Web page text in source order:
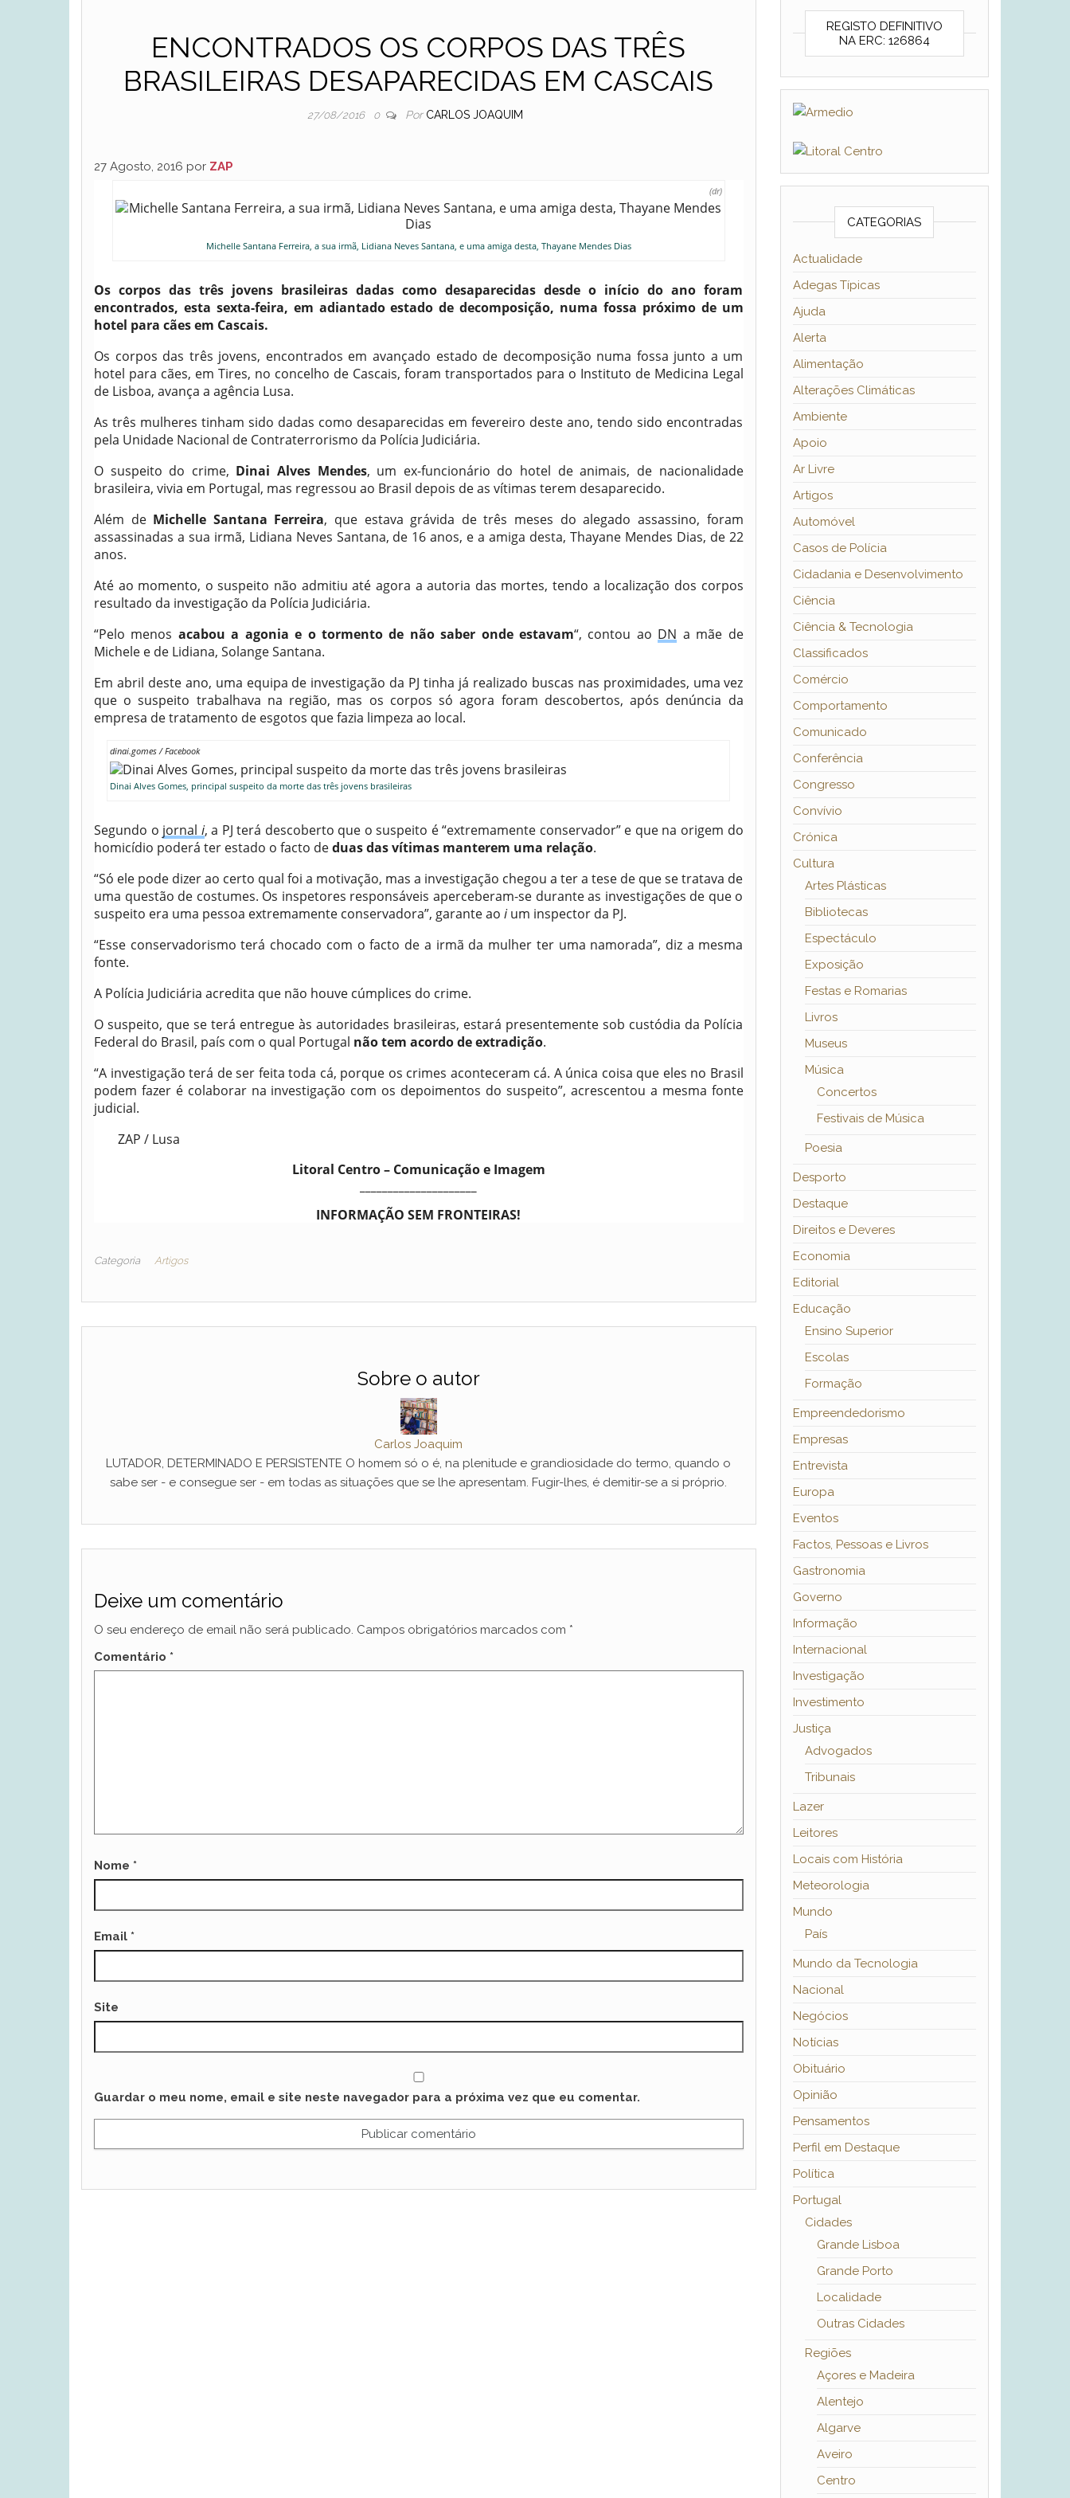
ENCONTRADOS OS CORPOS DAS TRÊS
BRASILEIRAS DESAPARECIDAS EM CASCAIS
27/08/2016 0 Por CARLOS JOAQUIM
27 Agosto, 2016 por ZAP
(dr)
Michelle Santana Ferreira, a sua irmã, Lidiana Neves Santana, e uma amiga desta, Thayane Mendes Dias
Os corpos das três jovens brasileiras dadas como desaparecidas desde o início do ano foram
encontrados, esta sexta-feira, em adiantado estado de decomposição, numa fossa próximo de um
hotel para cães em Cascais.
Os corpos das três jovens, encontrados em avançado estado de decomposição numa fossa junto a um
hotel para cães, em Tires, no concelho de Cascais, foram transportados para o Instituto de Medicina Legal
de Lisboa, avança a agência Lusa.
As três mulheres tinham sido dadas como desaparecidas em fevereiro deste ano, tendo sido encontradas
pela Unidade Nacional de Contraterrorismo da Polícia Judiciária.
O suspeito do crime, Dinai Alves Mendes, um ex-funcionário do hotel de animais, de nacionalidade
brasileira, vivia em Portugal, mas regressou ao Brasil depois de as vítimas terem desaparecido.
Além de Michelle Santana Ferreira, que estava grávida de três meses do alegado assassino, foram
assassinadas a sua irmã, Lidiana Neves Santana, de 16 anos, e a amiga desta, Thayane Mendes Dias, de 22
anos.
Até ao momento, o suspeito não admitiu até agora a autoria das mortes, tendo a localização dos corpos
resultado da investigação da Polícia Judiciária.
“Pelo menos acabou a agonia e o tormento de não saber onde estavam“, contou ao DN a mãe de
Michele e de Lidiana, Solange Santana.
Em abril deste ano, uma equipa de investigação da PJ tinha já realizado buscas nas proximidades, uma vez
que o suspeito trabalhava na região, mas os corpos só agora foram descobertos, após denúncia da
empresa de tratamento de esgotos que fazia limpeza ao local.
dinai.gomes / Facebook
Dinai Alves Gomes, principal suspeito da morte das três jovens brasileiras
Segundo o jornal i, a PJ terá descoberto que o suspeito é “extremamente conservador” e que na origem do
homicídio poderá ter estado o facto deduas das vítimas manterem uma relação.
“Só ele pode dizer ao certo qual foi a motivação, mas a investigação chegou a ter a tese de que se tratava de
uma questão de costumes. Os inspetores responsáveis aperceberam-se durante as investigações de que o
suspeito era uma pessoa extremamente conservadora”, garante ao ium inspector da PJ.
“Esse conservadorismo terá chocado com o facto de a irmã da mulher ter uma namorada”, diz a mesma
fonte.
A Polícia Judiciária acredita que não houve cúmplices do crime.
O suspeito, que se terá entregue às autoridades brasileiras, estará presentemente sob custódia da Polícia
Federal do Brasil, país com o qual Portugal não tem acordo de extradição.
“A investigação terá de ser feita toda cá, porque os crimes aconteceram cá. A única coisa que eles no Brasil
podem fazer é colaborar na investigação com os depoimentos do suspeito”, acrescentou a mesma fonte
judicial.
ZAP / Lusa
Litoral Centro – Comunicação e Imagem
INFORMAÇÃO SEM FRONTEIRAS!
Categoria Artigos
Sobre o autor
Carlos Joaquim
LUTADOR, DETERMINADO E PERSISTENTE O homem só o é, na plenitude e grandiosidade do termo, quando o
sabe ser - e consegue ser - em todas as situações que se lhe apresentam. Fugir-lhes, é demitir-se a si próprio.
Deixe um comentário
O seu endereço de email não será publicado. Campos obrigatórios marcados com *
Comentário *
Nome *
Email *
Site
Guardar o meu nome, email e site neste navegador para a próxima vez que eu comentar.
REGISTO DEFINITIVO
NA ERC: 126864
CATEGORIAS
Actualidade
Adegas Típicas
Ajuda
Alerta
Alimentação
Alterações Climáticas
Ambiente
Apoio
Ar Livre
Artigos
Automóvel
Casos de Polícia
Cidadania e Desenvolvimento
Ciência
Ciência & Tecnologia
Classificados
Comércio
Comportamento
Comunicado
Conferência
Congresso
Convívio
Crónica
Cultura
Artes Plásticas
Bibliotecas
Espectáculo
Exposição
Festas e Romarias
Livros
Museus
Música
Concertos
Festivais de Música
Poesia
Desporto
Destaque
Direitos e Deveres
Economia
Editorial
Educação
Ensino Superior
Escolas
Formação
Empreendedorismo
Empresas
Entrevista
Europa
Eventos
Factos, Pessoas e Livros
Gastronomia
Governo
Informação
Internacional
Investigação
Investimento
Justiça
Advogados
Tribunais
Lazer
Leitores
Locais com História
Meteorologia
Mundo
País
Mundo da Tecnologia
Nacional
Negócios
Notícias
Obituário
Opinião
Pensamentos
Perfil em Destaque
Política
Portugal
Cidades
Grande Lisboa
Grande Porto
Localidade
Outras Cidades
Regiões
Açores e Madeira
Alentejo
Algarve
Aveiro
Centro